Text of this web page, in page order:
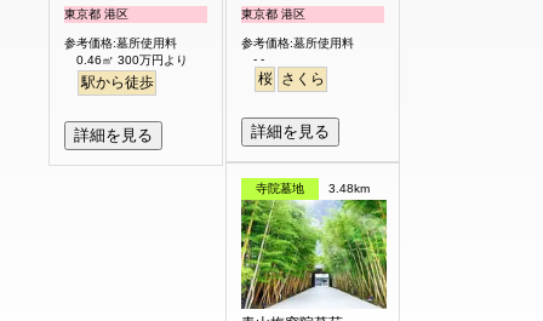
東京都 港区
参考価格:墓所使用料
0.46㎡ 300万円より
駅から徒歩
詳細を見る
東京都 港区
参考価格:墓所使用料
- -
桜 さくら
詳細を見る
寺院墓地 3.48km